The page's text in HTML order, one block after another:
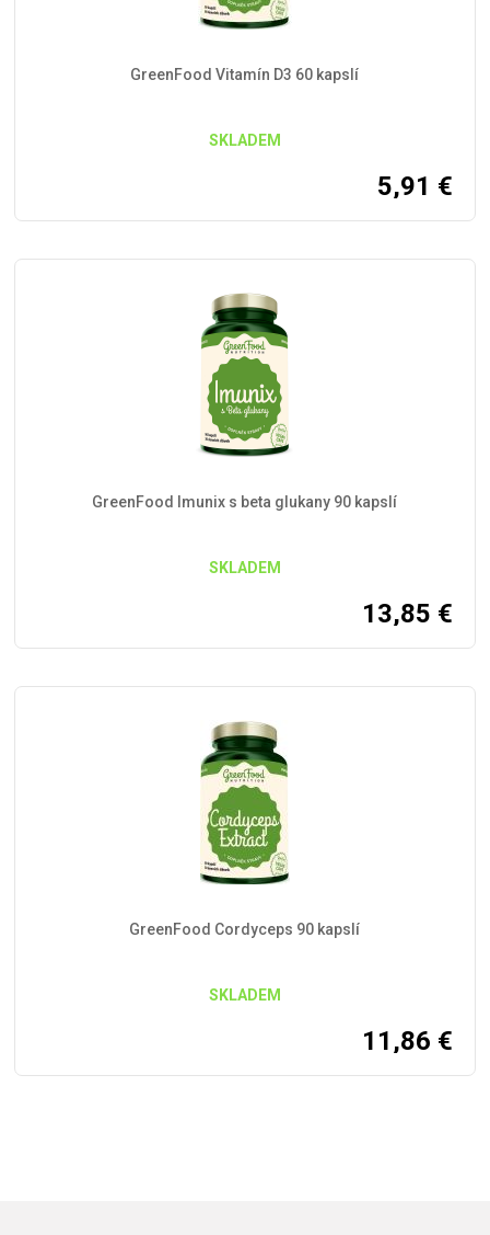
GreenFood Vitamín D3 60 kapslí
SKLADEM
5,91 €
GreenFood Imunix s beta glukany 90 kapslí
SKLADEM
13,85 €
GreenFood Cordyceps 90 kapslí
SKLADEM
11,86 €